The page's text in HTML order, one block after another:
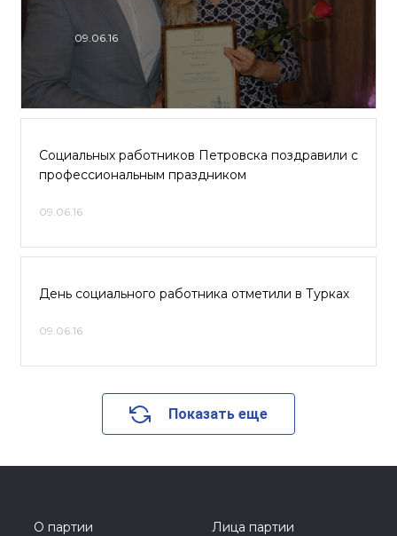
09.06.16
Социальных работников Петровска поздравили с
профессиональным праздником
09.06.16
День социального работника отметили в Турках
09.06.16
Показать еще
О партии
Лица партии